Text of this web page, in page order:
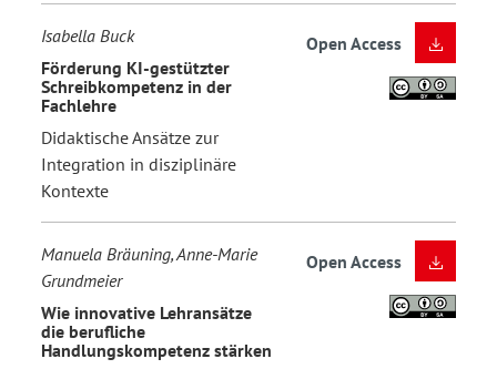
Isabella Buck
Förderung KI-gestützter
Schreibkompetenz in der
Fachlehre
Didaktische Ansätze zur
Integration in disziplinäre
Kontexte
Open Access
Manuela Bräuning, Anne-Marie
Grundmeier
Wie innovative Lehransätze
die berufliche
Handlungskompetenz stärken
Open Access